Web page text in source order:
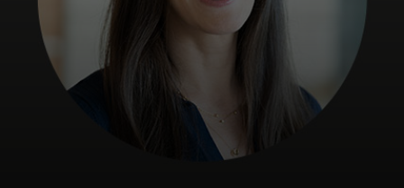
Noticias y tendencias